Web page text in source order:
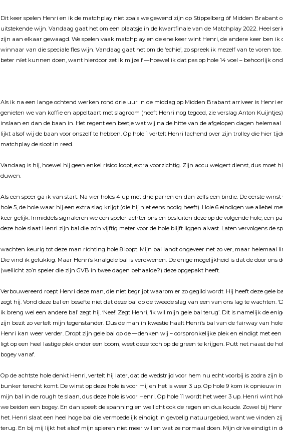
Dit keer spelen Henri en ik de matchplay niet zoals we gewend zĳn op Stippelberg óf Midden Brabant
uitstekende wĳn. Vandaag gaat het om een plaatsje in de kwartfinale van de Matchplay 2022. Heel
zĳn aan elkaar gewaagd. We spelen vaak matchplay en de ene keer wint Henri, de andere keer ben ik
winnaar van die speciale fles wĳn. Vandaag gaat het om de ‘echie’, zo spreek ik mezelf van te voren
beter níet kunnen doen, want hierdoor zet ik mĳzelf — hoewel ik dat pas op hole 14 voel – behoorlĳk
Als ik na een lange ochtend werken rond drie uur in de middag op Midden Brabant arriveer is Henri
genieten we van koffie en appeltaart met slagroom (heeft Henri nog tegoed, zie verslag Anton
inslaan en dan de baan in. Het regent een beetje wat wĳ na de hitte van de afgelopen dagen
lĳkt alsof wĳ de baan voor onszelf te hebben. Op hole 1 vertelt Henri lachend over zĳn trolley die hier
matchplay de sloot in reed.
Vandaag is hĳ, hoewel hĳ geen enkel risico loopt, extra voorzichtig. Zĳn accu weigert dienst, dus moet
duwen.
Als een speer ga ik van start. Na vier holes 4 up met drie parren en dan zelfs een birdie. De eerste winst
hole 5, de hole waar hĳ een extra slag krĳgt (die hĳ niet eens nodig heeft). Hole 6 eindigen we allebei
keer gelĳk. Inmiddels signaleren we een speler achter ons en besluiten deze op de volgende hole, een
deze hole slaat Henri zĳn bal die zo’n vĳftig meter voor de hole blĳft liggen alvast. Laten vervolgens de
wachten keurig tot deze man richting hole 8 loopt. Mĳn bal landt ongeveer net zo ver, maar helemaal
Die vind ik gelukkig. Maar Henri’s knalgele bal is verdwenen. De enige mogelĳkheid is dat de door ons
(wellicht zo’n speler die zĳn GVB in twee dagen behaalde?) deze opgepakt heeft.
Verbouwereerd roept Henri deze man, die niet begrĳpt waarom er zo gegild wordt. Hĳ heeft deze gele
zegt hĳ. Vond deze bal en besefte niet dat deze bal op de tweede slag van een van ons lag te wachten.
ik breng wel een andere bal’ zegt hĳ. ‘Nee!’ Zegt Henri, ‘ik wil mĳn gele bal terug’. Dit is namelĳk de
zĳn bezit zo vertelt mĳn tegenstander. Dus de man in kwestie haalt Henri’s bal van de fairway van hole
Henri kan weer verder. Dropt zĳn gele bal op de — denken wĳ – oorspronkelĳke plek en eindigt met
ligt op een heel lastige plek onder een boom, weet deze toch op de green te krĳgen. Putt net naast de
bogey vanaf.
Op de achtste hole denkt Henri, vertelt hĳ later, dat de wedstrĳd voor hem nu echt voorbĳ is zodra zĳn
bunker terecht komt. De winst op deze hole is voor mĳ en het is weer 3 up. Op hole 9 kom ik opnieuw
mĳn bal in de rough te slaan, dus deze hole is voor Henri. Op hole 11 wordt het weer 3 up. Henri wint
we beiden een bogey. En dan speelt de spanning en wellicht ook de regen en dus koude. Zowel bĳ
het. Henri slaat een heel hoge bal die vermoedelĳk eindigt in gevoelig natuurgebied, want we vinden
terug. En bĳ mĳ lĳkt het alsof mĳn spieren niet meer willen wat ze normaal doen. Mĳn drive eindigt in